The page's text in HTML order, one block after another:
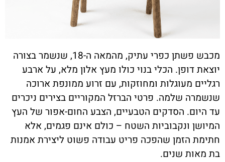
מכבש פשתן כפרי עתיק, מהמאה ה-18, שנשמר בצורה
יוצאת דופן. הכלי בנוי כולו מעץ אלון מלא, על ארבע
רגליים מעוגלות ומחוזקות, עם זרוע ממונפת ארוכה
שנשמרה שלמה. פרטי הברזל המקוריים בצירים ניכרים
עד היום. הסדקים הטבעיים, הצבע החום-אפור של העץ
המיושן ונקבוביות השטח – כולם אינם פגמים, אלא
חתימת הזמן שהפכה פריט עבודה פשוט ליצירת אמנות
בת מאות שנים.